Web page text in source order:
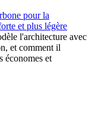
pour la
et plus légère
l'architecture avec
et comment il
économes et